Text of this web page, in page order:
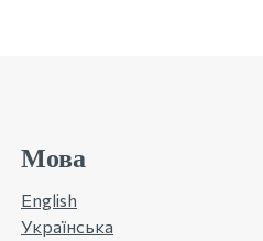
Мова
English
Українська